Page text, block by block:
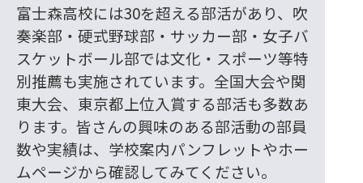
富士森高校には30を超える部活があり、吹
奏楽部・硬式野球部・サッカー部・女子バ
スケットボール部では文化・スポーツ等特
別推薦も実施されています。全国大会や関
東大会、東京都上位入賞する部活も多数あ
ります。皆さんの興味のある部活動の部員
数や実績は、学校案内パンフレットやホー
ムページから確認してみてください。